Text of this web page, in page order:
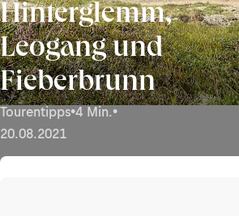
Hinterglemm,
Leogang und
Fieberbrunn
Tourentipps•4 Min.•
20.08.2021